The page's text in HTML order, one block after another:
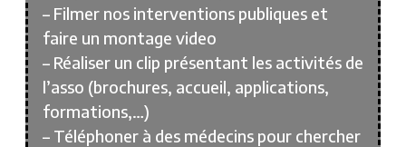
– Filmer nos interventions publiques et
faire un montage video
– Réaliser un clip présentant les activités de
l’asso (brochures, accueil, applications,
formations,…)
– Téléphoner à des médecins pour chercher